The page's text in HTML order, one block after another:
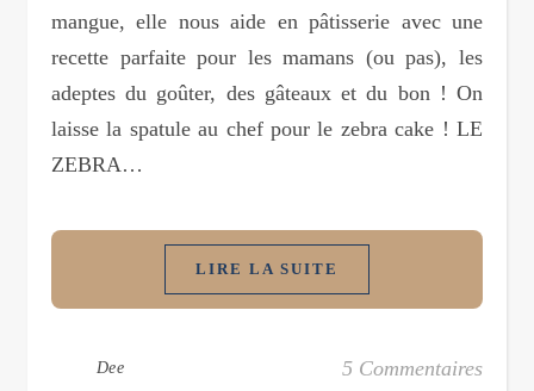
mangue, elle nous aide en pâtisserie avec une
recette parfaite pour les mamans (ou pas), les
adeptes du goûter, des gâteaux et du bon ! On
laisse la spatule au chef pour le zebra cake ! LE
ZEBRA…
LIRE LA SUITE
Dee 5 Commentaires